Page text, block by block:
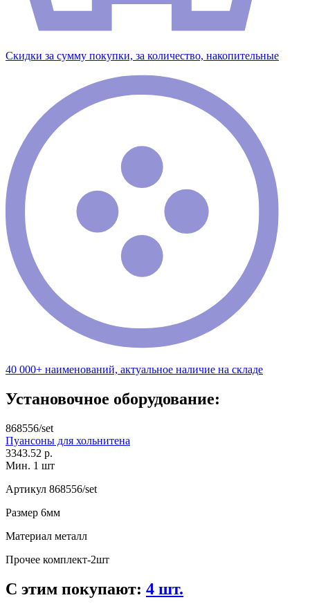
Скидки за сумму покупки, за количество, накопительные
40 000+ наименований, актуальное наличие на складе
Установочное оборудование:
868556/set
Пуансоны для хольнитена
3343.52 р.
Мин. 1 шт
Артикул 868556/set
Размер 6мм
Материал металл
Прочее комплект-2шт
С этим покупают: 4 шт.